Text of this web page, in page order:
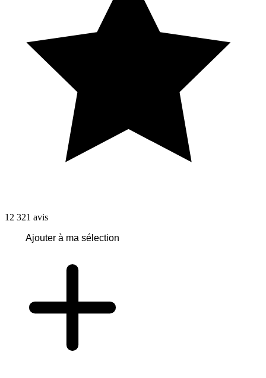
12 321 avis
Ajouter à ma sélection